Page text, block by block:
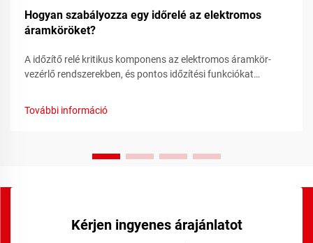
Hogyan szabályozza egy időrelé az elektromos
áramköröket?
A időzítő relé kritikus komponens az elektromos áramkör-
vezérlő rendszerekben, és pontos időzítési funkciókat
További információ
Kérjen ingyenes árajánlatot